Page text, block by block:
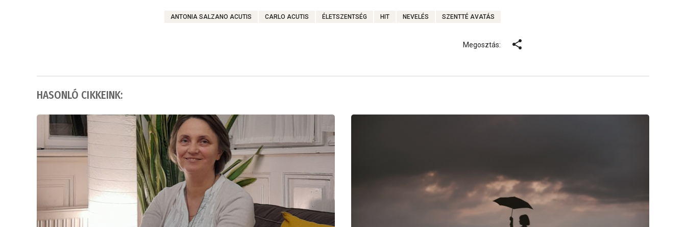
ANTONIA SALZANO ACUTIS CARLO ACUTIS ÉLETSZENTSÉG HIT NEVELÉS SZENTTÉ AVATÁS
Megosztás:
HASONLÓ CIKKEINK: